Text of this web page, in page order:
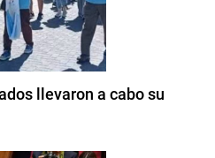
llevaron a cabo su